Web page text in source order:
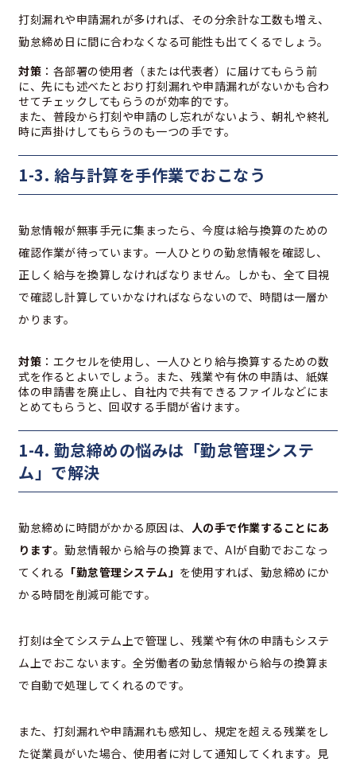
打刻漏れや申請漏れが多ければ、その分余計な工数も増え、
勤怠締め日に間に合わなくなる可能性も出てくるでしょう。
対策 ：各部署の使用者（または代表者）に届けてもらう前
に、先にも述べたとおり打刻漏れや申請漏れがないかも合わ
せてチェックしてもらうのが効率的です。
また、普段から打刻や申請のし忘れがないよう、朝礼や終礼
時に声掛けしてもらうのも一つの手です。
1-3. 給与計算を手作業でおこなう
勤怠情報が無事手元に集まったら、今度は給与換算のための
確認作業が待っています。一人ひとりの勤怠情報を確認し、
正しく給与を換算しなければなりません。しかも、全て目視
で確認し計算していかなければならないので、時間は一層か
かります。
対策 ：エクセルを使用し、一人ひとり給与換算するための数
式を作るとよいでしょう。また、残業や有休の申請は、紙媒
体の申請書を廃止し、自社内で共有できるファイルなどにま
とめてもらうと、回収する手間が省けます。
1-4. 勤怠締めの悩みは「勤怠管理システ
ム」で解決
勤怠締めに時間がかかる原因は、
人の手で作業することにあ
ります。勤怠情報から給与の換算まで、AIが自動でおこなっ
てくれる 「勤怠管理システム」 を使用すれば、勤怠締めにか
かる時間を削減可能です。
打刻は全てシステム上で管理し、残業や有休の申請もシステ
ム上でおこないます。全労働者の勤怠情報から給与の換算ま
で自動で処理してくれるのです。
また、打刻漏れや申請漏れも感知し、規定を超える残業をし
た従業員がいた場合、使用者に対して通知してくれます。見